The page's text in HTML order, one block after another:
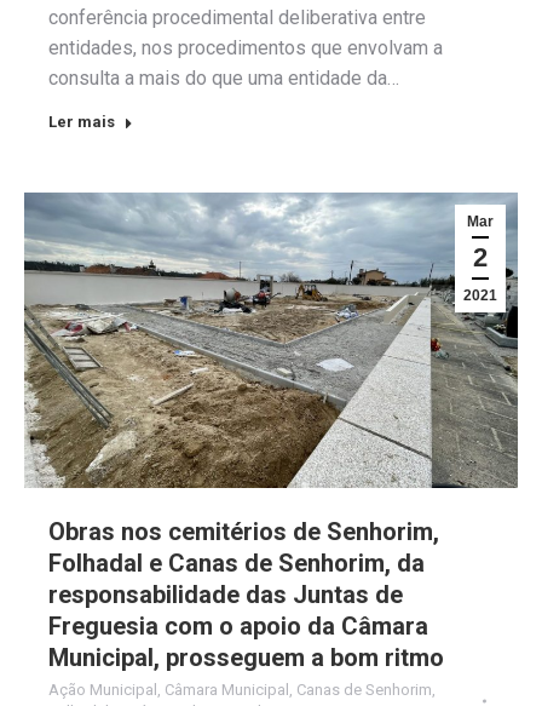
conferência procedimental deliberativa entre
entidades, nos procedimentos que envolvam a
consulta a mais do que uma entidade da…
Ler mais
Mar
2
2021
Obras nos cemitérios de Senhorim,
Folhadal e Canas de Senhorim, da
responsabilidade das Juntas de
Freguesia com o apoio da Câmara
Municipal, prosseguem a bom ritmo
Ação Municipal , Câmara Municipal , Canas de Senhorim,